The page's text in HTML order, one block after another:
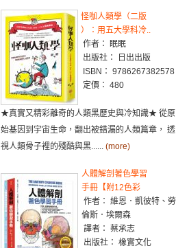
怪咖人類學（二版
）：用五大學科冷..
作者： 眠眠
出版社： 日出出版
ISBN： 9786267382578
定價： 480
★真實又精彩離奇的人類黑歷史與冷知識★ 從原
始基因到宇宙生命，翻出被錯漏的人類篇章， 透
視人類骨子裡的殘酷與黑...... (more)
人體解剖著色學習
手冊【附12色彩
作者： 維恩．凱彼特、勞
倫斯．埃爾森
譯者： 蔡承志
出版社： 橡實文化